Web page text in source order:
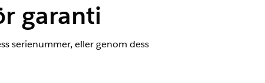
garanti
serienummer, eller genom dess